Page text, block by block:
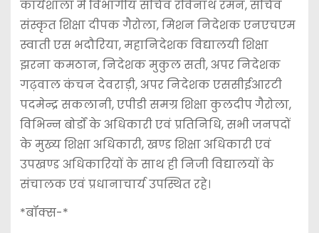
कार्यशाला में विभागीय सचिव रविनाथ रमन, सचिव
संस्कृत शिक्षा दीपक गैरोला, मिशन निदेशक एनएचएम
स्वाती एस भदौरिया, महानिदेशक विद्यालयी शिक्षा
झरना कमठान, निदेशक मुकुल सती, अपर निदेशक
गढ़वाल कंचन देवराड़ी, अपर निदेशक एससीईआरटी
पदमेन्द्र सकलानी, एपीडी समग्र शिक्षा कुलदीप गैरोला,
विभिन्न बोर्डों के अधिकारी एवं प्रतिनिधि, सभी जनपदों
के मुख्य शिक्षा अधिकारी, खण्ड शिक्षा अधिकारी एवं
उपखण्ड अधिकारियों के साथ ही निजी विद्यालयों के
संचालक एवं प्रधानाचार्य उपस्थित रहे।
*बॉक्स-*